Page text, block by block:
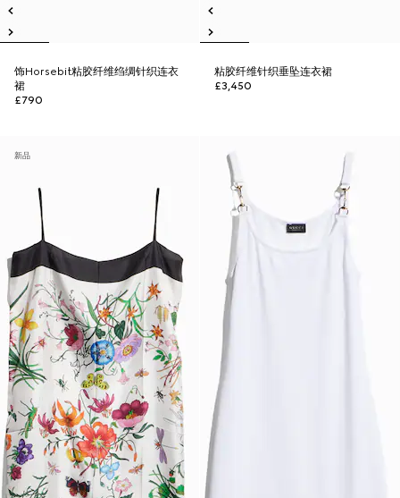
饰Horsebit粘胶纤维绉绸针织连衣
裙
£790
粘胶纤维针织垂坠连衣裙
£3,450
新品